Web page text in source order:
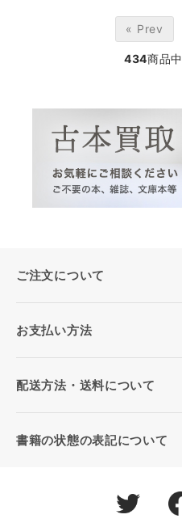
« Prev
434商品中
ご注文について
お支払い方法
配送方法・送料について
書籍の状態の表記について